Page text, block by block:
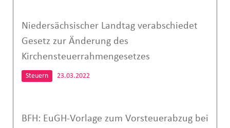
Niedersächsischer Landtag verabschiedet
Gesetz zur Änderung des
Kirchensteuerrahmengesetzes
Steuern 23.03.2022
BFH: EuGH-Vorlage zum Vorsteuerabzug bei